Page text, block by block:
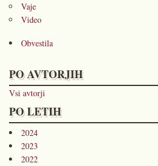
Vaje
Video
Obvestila
PO AVTORJIH
Vsi avtorji
PO LETIH
2024
2023
2022